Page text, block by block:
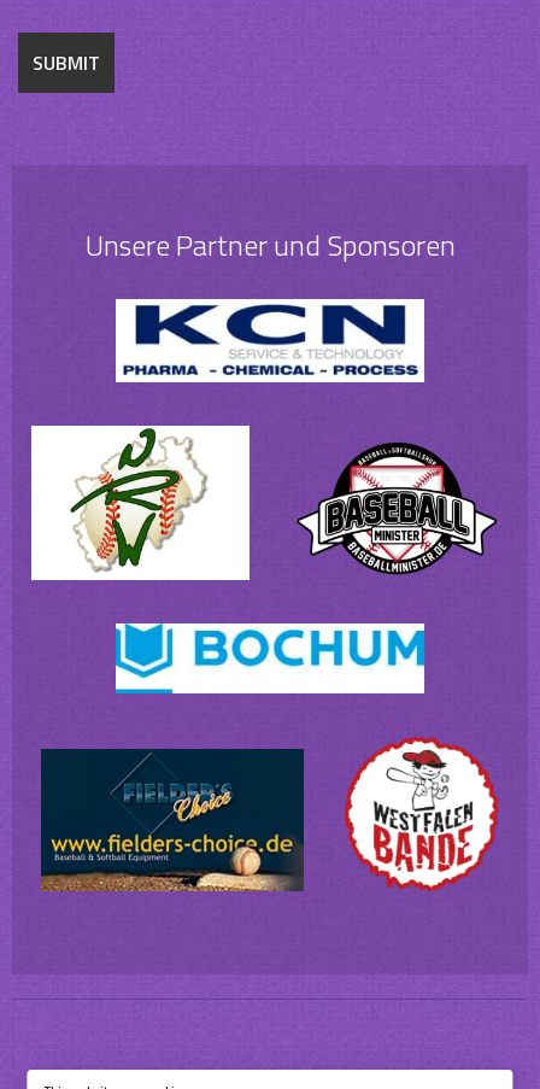
Unsere Partner und Sponsoren